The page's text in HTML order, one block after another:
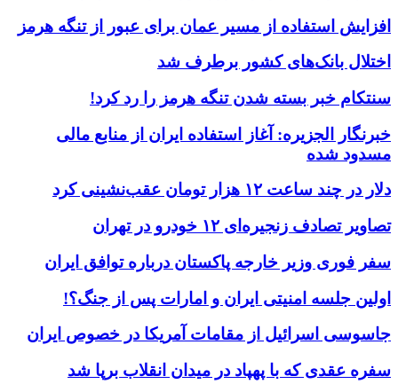
افزایش استفاده از مسیر عمان برای عبور از تنگه هرمز
اختلال بانک‌های کشور برطرف شد
سنتکام خبر بسته شدن تنگه هرمز را رد کرد!
خبرنگار الجزیره: آغاز استفاده ایران از منابع مالی
مسدود شده
دلار در چند ساعت ۱۲ هزار تومان عقب‌نشینی کرد
تصاویر تصادف زنجیره‌ای ۱۲ خودرو در تهران
سفر فوری وزیر خارجه پاکستان درباره توافق ایران
اولین جلسه امنیتی ایران و امارات پس از جنگ؟!
جاسوسی اسرائیل از مقامات آمریکا در خصوص ایران
سفره عقدی که با پهپاد در میدان انقلاب برپا شد